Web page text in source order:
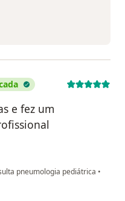
e fez um
pneumologia pediátrica •